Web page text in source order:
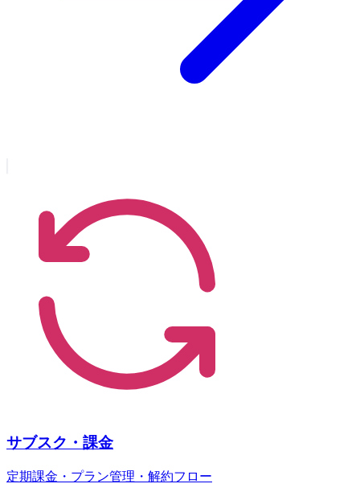
サブスク・課金
定期課金・プラン管理・解約フロー